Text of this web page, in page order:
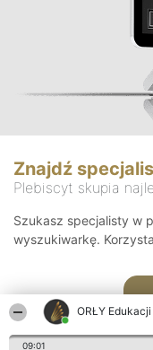
ORŁY Edukacji
09:01
Znajdź
Plebiscyt skupia
Szukasz specjalisty w
wyszukiwarkę.